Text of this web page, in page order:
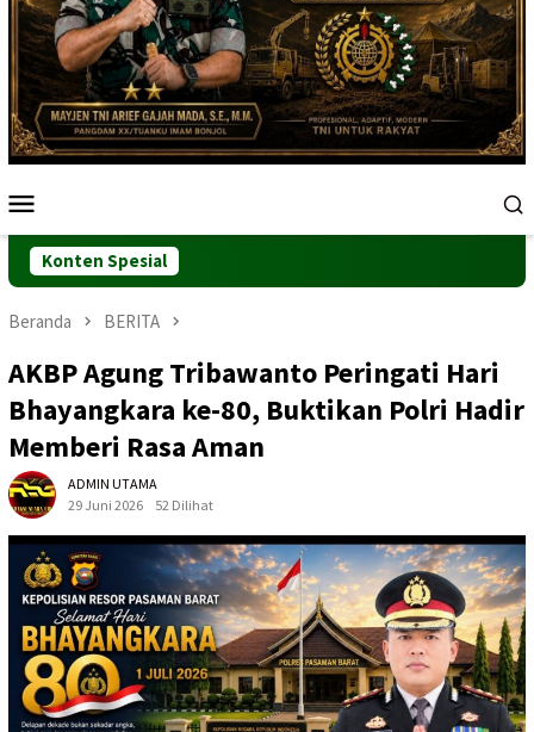
Mobile
Konten Spesial
Beranda BERITA
AKBP Agung Tribawanto Peringati Hari
Bhayangkara ke-80, Buktikan Polri Hadir
Memberi Rasa Aman
ADMIN UTAMA
29 Juni 2026
52 Dilihat